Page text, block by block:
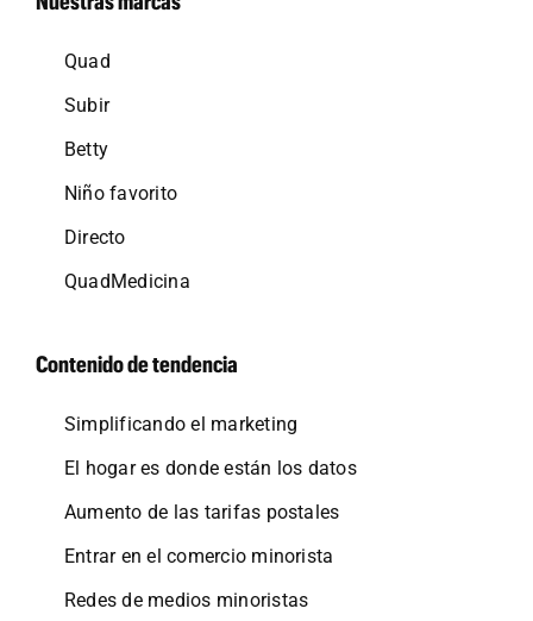
Quad
Subir
Betty
Niño favorito
Directo
QuadMedicina
Contenido de tendencia
Simplificando el marketing
El hogar es donde están los datos
Aumento de las tarifas postales
Entrar en el comercio minorista
Redes de medios minoristas